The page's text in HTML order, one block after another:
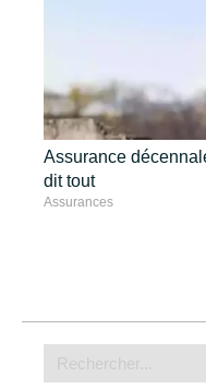
Assurance
dit tout
Assurances